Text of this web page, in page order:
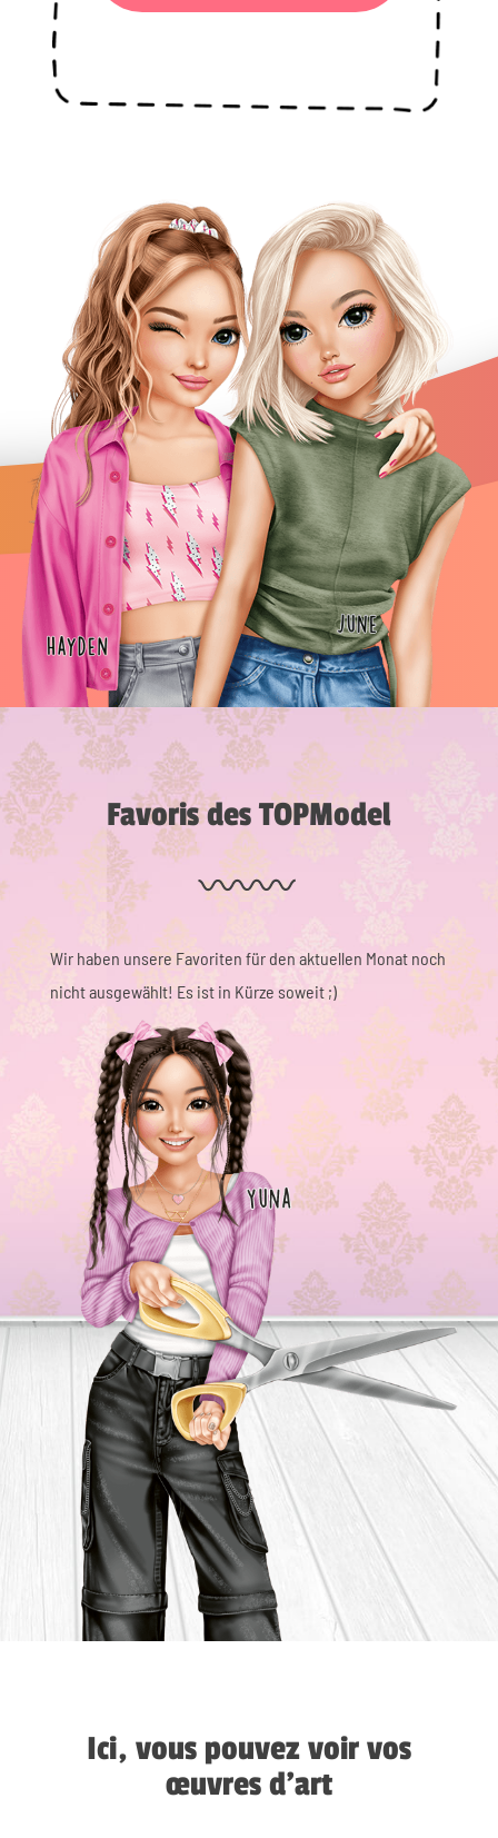
Favoris des TOPModel
Wir haben unsere Favoriten für den aktuellen Monat noch
nicht ausgewählt! Es ist in Kürze soweit ;)
Ici, vous pouvez voir vos
œuvres d’art